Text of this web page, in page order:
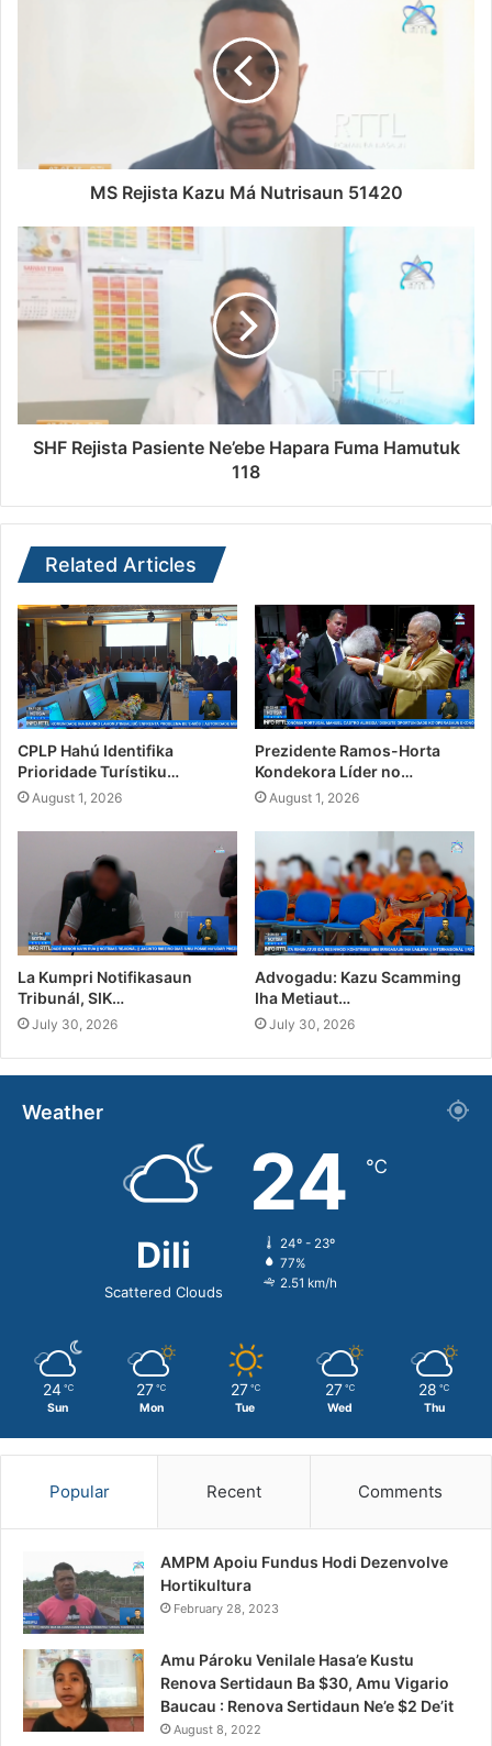
MS Rejista Kazu Má Nutrisaun 51420
SHF Rejista Pasiente Ne’ebe Hapara Fuma Hamutuk
118
Related Articles
CPLP Hahú Identifika
Prioridade Turístiku…
August 1, 2026
Prezidente Ramos-Horta
Kondekora Líder no…
August 1, 2026
La Kumpri Notifikasaun
Tribunál, SIK…
July 30, 2026
Advogadu: Kazu Scamming
Iha Metiaut…
July 30, 2026
Weather
Dili
Scattered Clouds
24 ℃
24º - 23º
77%
2.51 km/h
24 ℃
Sun
27 ℃
Mon
27 ℃
Tue
27 ℃
Wed
28 ℃
Thu
Popular Recent Comments
AMPM Apoiu Fundus Hodi Dezenvolve
Hortikultura
February 28, 2023
Amu Pároku Venilale Hasa’e Kustu
Renova Sertidaun Ba $30, Amu Vigario
Baucau : Renova Sertidaun Ne’e $2 De’it
August 8, 2022